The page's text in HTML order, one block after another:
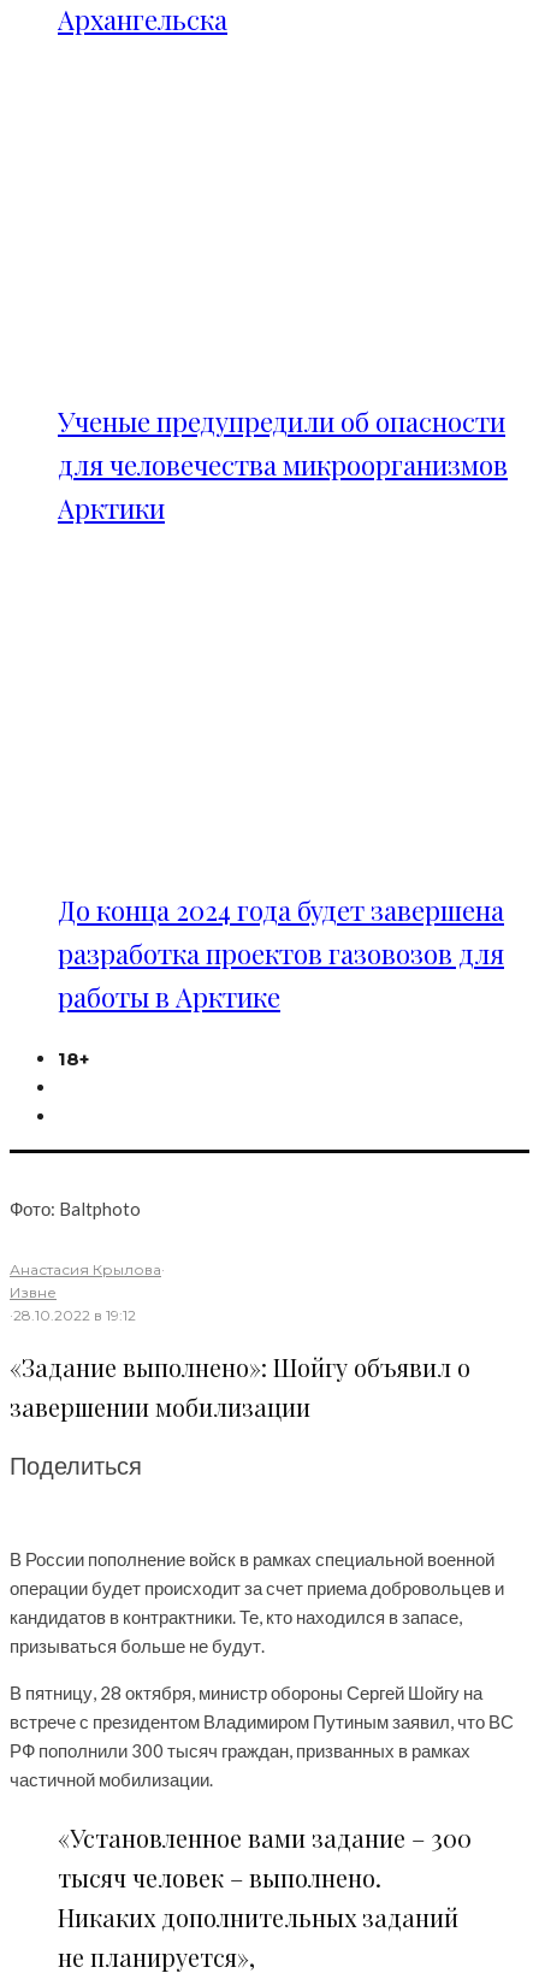
Архангельска
Ученые предупредили об опасности
для человечества микроорганизмов
Арктики
До конца 2024 года будет завершена
разработка проектов газовозов для
работы в Арктике
18+
Фото: Baltphoto
Анастасия Крылова·
Извне
·28.10.2022 в 19:12
«Задание выполнено»: Шойгу объявил о
завершении мобилизации
Поделиться
В России пополнение войск в рамках специальной военной
операции будет происходит за счет приема добровольцев и
кандидатов в контрактники. Те, кто находился в запасе,
призываться больше не будут.
В пятницу, 28 октября, министр обороны Сергей Шойгу на
встрече с президентом Владимиром Путиным заявил, что ВС
РФ пополнили 300 тысяч граждан, призванных в рамках
частичной мобилизации.
«Установленное вами задание – 300
тысяч человек – выполнено.
Никаких дополнительных заданий
не планируется»,